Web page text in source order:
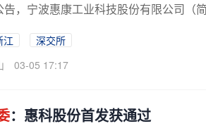
告，宁波惠康工业科技股份有限公司（
江
深交所
03-05 17:17
：惠科股份首发获通过